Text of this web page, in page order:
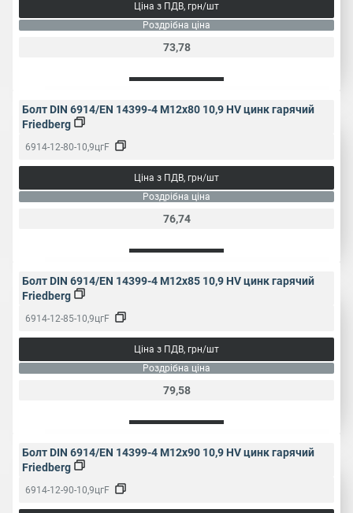
Ціна з ПДВ, грн/шт
Роздрібна ціна
73,78
Болт DIN 6914/EN 14399-4 M12x80 10,9 HV цинк гарячий
Friedberg
6914-12-80-10,9цгF
Ціна з ПДВ, грн/шт
Роздрібна ціна
76,74
Болт DIN 6914/EN 14399-4 M12x85 10,9 HV цинк гарячий
Friedberg
6914-12-85-10,9цгF
Ціна з ПДВ, грн/шт
Роздрібна ціна
79,58
Болт DIN 6914/EN 14399-4 M12x90 10,9 HV цинк гарячий
Friedberg
6914-12-90-10,9цгF